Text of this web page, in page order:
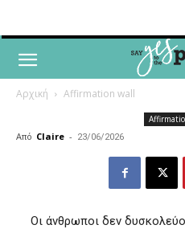
Αρχική Affirmation wall
Από Claire - 23/06/2026
Οι άνθρωποι δεν